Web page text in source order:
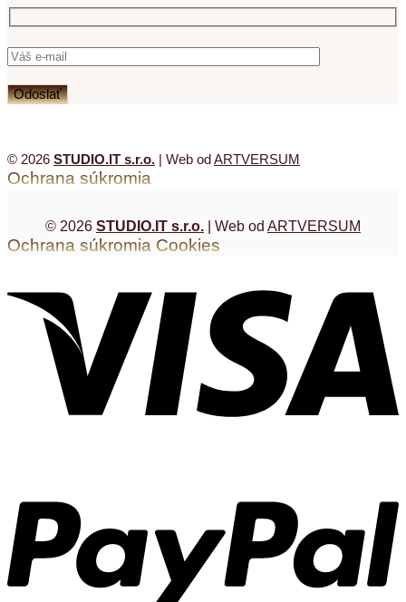
© 2026 STUDIO.IT s.r.o. | Web odARTVERSUM
Ochrana súkromia
© 2026 STUDIO.IT s.r.o. | Web od ARTVERSUM
Ochrana súkromia Cookies